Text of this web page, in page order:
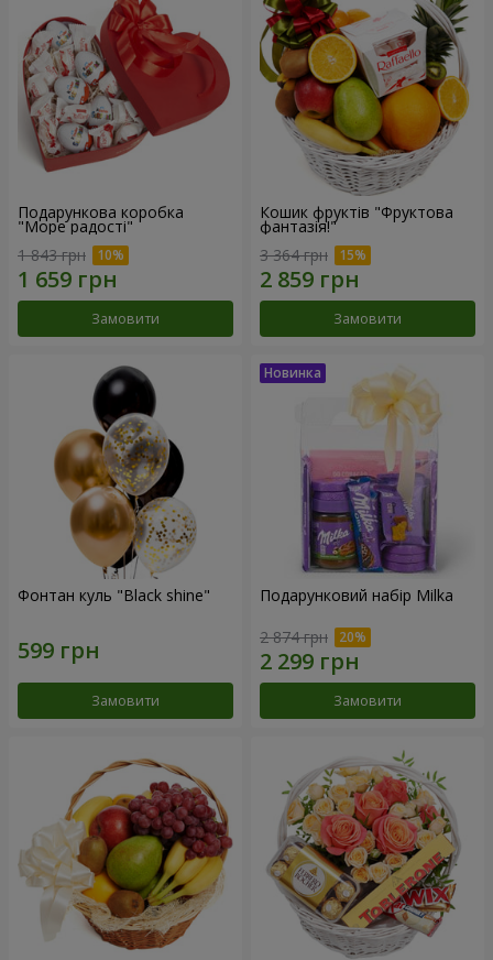
Подарункова коробка
"Море радості"
1 843 грн
Замовити
Кошик фруктів "Фруктова
фантазія!"
3 364 грн
Замовити
Фонтан куль "Black shine"
Замовити
Подарунковий набір Milka
2 874 грн
Замовити